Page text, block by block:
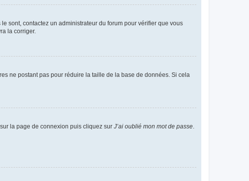
sont, contactez un administrateur du forum pour vérifier que vous
la corriger.
ne postant pas pour réduire la taille de la base de données. Si cela
la page de connexion puis cliquez sur J’ai oublié mon mot de passe.